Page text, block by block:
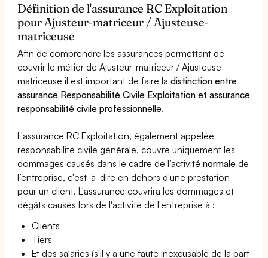
Définition de l'assurance RC Exploitation
pour Ajusteur-matriceur / Ajusteuse-
matriceuse
Afin de comprendre les assurances permettant de
couvrir le métier de Ajusteur-matriceur / Ajusteuse-
matriceuse il est important de faire ladistinction entre
assurance Responsabilité Civile Exploitation et assurance
responsabilité civile professionnelle.
L'assurance RC Exploitation, également appelée
responsabilité civile générale, couvre uniquement les
dommages causés dans le cadre de l’activiténormale de
l’entreprise, c'est-à-dire en dehors d'une prestation
pour un client. L'assurance couvrira les dommages et
dégâts causés lors de l'activité de l'entreprise à :
Clients
Tiers
Et des salariés (s'il y a une faute inexcusable de la part